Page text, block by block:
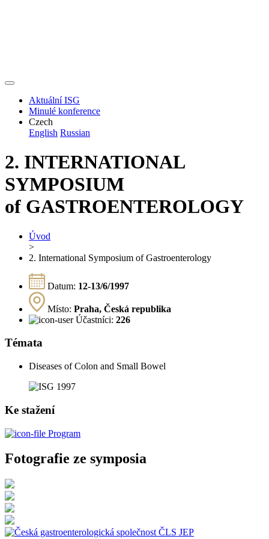
Aktuální ISG
Minulé konference
Czech
English Russian
2. INTERNATIONAL
SYMPOSIUM
of GASTROENTEROLOGY
Úvod
>
2. International Symposium of Gastroenterology
Datum: 12-13/6/1997
Místo: Praha, Česká republika
Účastníci: 226
Témata
Diseases of Colon and Small Bowel
Ke stažení
Program
Fotografie ze symposia